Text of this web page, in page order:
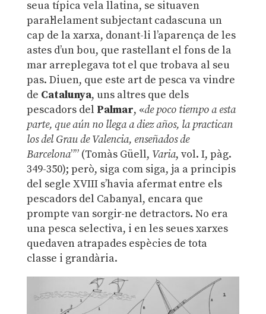
seua típica vela llatina, se situaven
paral·lelament subjectant cadascuna un
cap de la xarxa, donant-li l’aparença de les
astes d’un bou, que rastellant el fons de la
mar arreplegava tot el que trobava al seu
pas. Diuen, que este art de pesca va vindre
de Catalunya, uns altres que dels
pescadors del Palmar, «de poco tiempo a esta
parte, que aún no llega a diez años, la practican
los del Grau de Valencia, enseñados de
Barcelona”” (Tomàs Güell, Varia, vol. I, pàg.
349-350); però, siga com siga, ja a principis
del segle XVIII s’havia afermat entre els
pescadors del Cabanyal, encara que
prompte van sorgir-ne detractors. No era
una pesca selectiva, i en les seues xarxes
quedaven atrapades espècies de tota
classe i grandària.